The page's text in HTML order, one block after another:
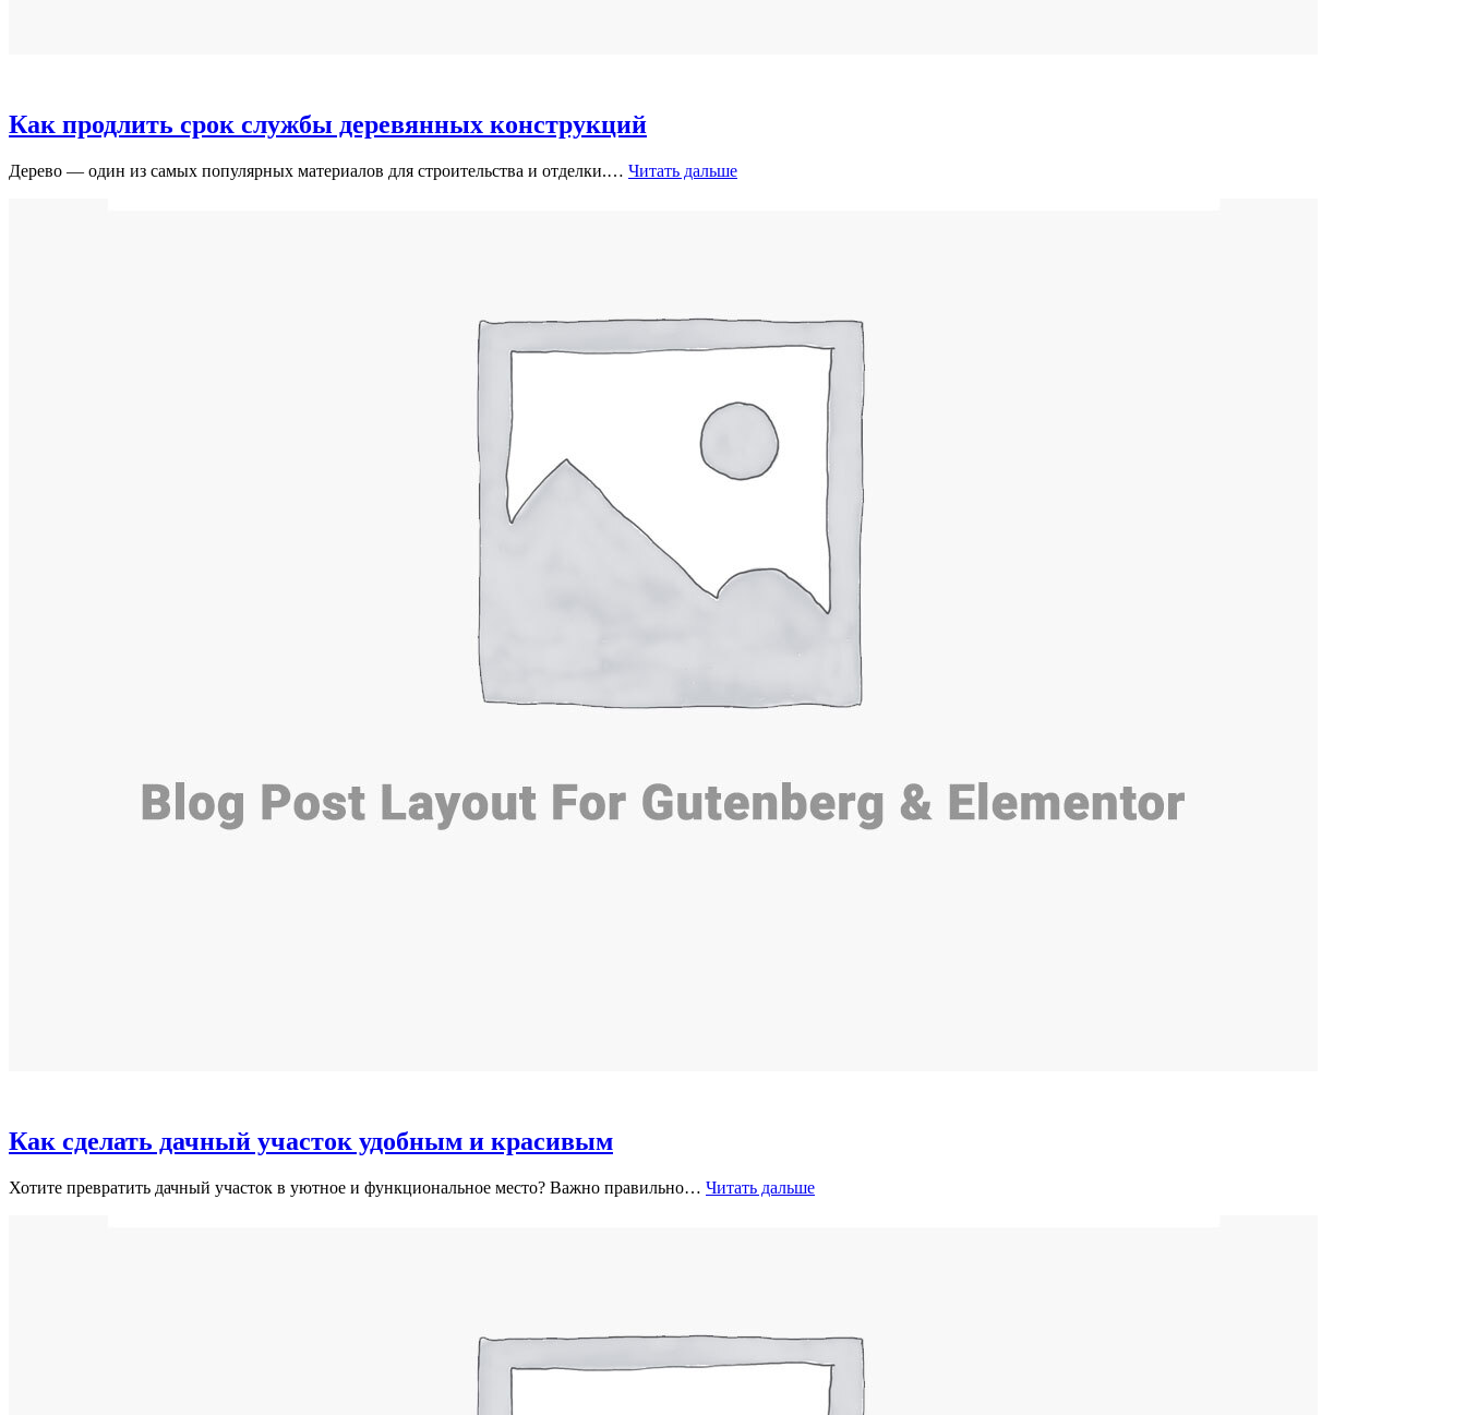
Как продлить срок службы деревянных конструкций
Дерево — один из самых популярных материалов для строительства и отделки.… Читать дальше
Как сделать дачный участок удобным и красивым
Хотите превратить дачный участок в уютное и функциональное место? Важно правильно… Читать дальше